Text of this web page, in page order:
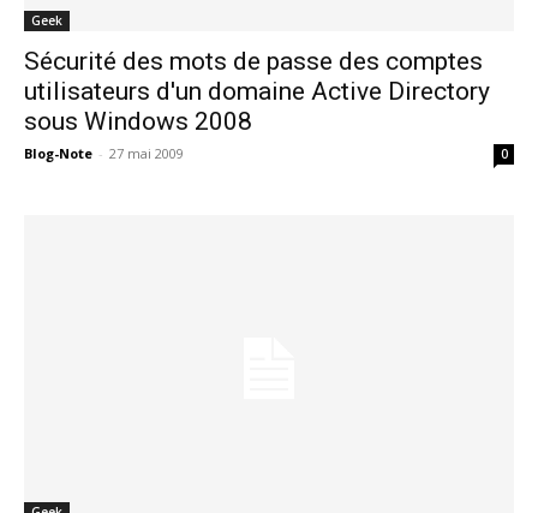
Geek
Sécurité des mots de passe des comptes
utilisateurs d'un domaine Active Directory
sous Windows 2008
Blog-Note - 27 mai 2009 0